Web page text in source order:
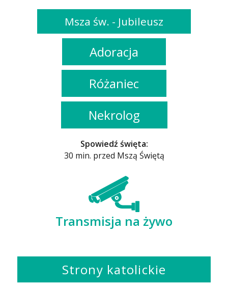
Msza św. - Jubileusz
Adoracja
Różaniec
Nekrolog
Spowiedź święta:
30 min. przed Mszą Świętą
Transmisja na żywo
Strony katolickie